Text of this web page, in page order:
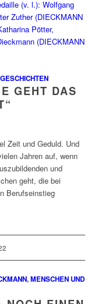
GEHT DAS
Zeit und Geduld. Und
Jahren auf, wenn
und
geht, die bei
Berufseinstieg
,MENSCHEN UND